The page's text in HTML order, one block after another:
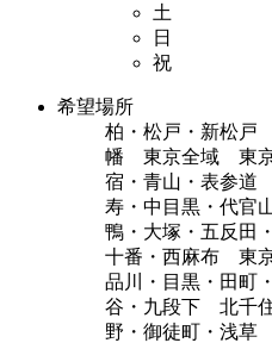
土
日
祝
希望場所
柏・松戸・新松戸
幡 東京全域 東
宿・青山・表参
寿・中目黒・代
鴨・大塚・五反田
十番・西麻布 東
品川・目黒・田町
谷・九段下 北千
野・御徒町・浅草